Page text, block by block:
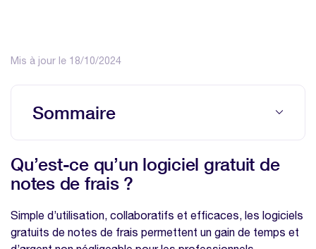
Mis à jour le 18/10/2024
Sommaire
frais ?
Comment fonctionne un logiciel gratuit de
Quelles sont les spécificités d’un logiciel
Qu’est-ce qu’un logiciel gratuit de
notes de frais ?
Simple d’utilisation, collaboratifs et efficaces, les logiciels
gratuits de notes de frais permettent un gain de temps et